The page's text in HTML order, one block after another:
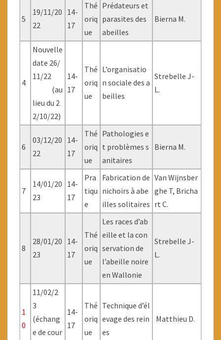
5
19/11/20
22
14-
17
Thé
oriq
ue
Prédateurs et
parasites des
abeilles
Bierna M.
4
Nouvelle
date 26/
11/22
(au
lieu du 2
2/10/22)
14-
17
Thé
oriq
ue
L’organisatio
n sociale des a
beilles
Strebelle J-
L.
6
03/12/20
22
14-
17
Thé
oriq
ue
Pathologies e
t problèmes s
anitaires
Bierna M.
7
14/01/20
23
14-
17
Pra
tiqu
e
Fabrication de
nichoirs à abe
illes solitaires
Van Wijnsber
ghe T, Bricha
rt C.
8
28/01/20
23
14-
17
Thé
oriq
ue
Les races d’ab
eille et la con
servation de
l’abeille noire
en Wallonie
Strebelle J-
L.
1
0
11/02/2
3
(échang
e de cour
14-
17
Thé
oriq
ue
Technique d’él
evage des rein
es
Matthieu D.